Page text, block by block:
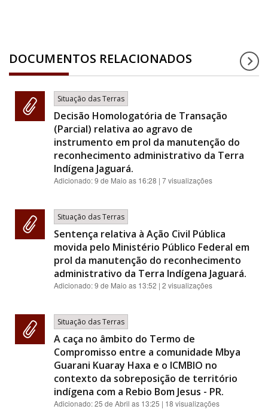
DOCUMENTOS RELACIONADOS
Situação das Terras
Decisão Homologatória de Transação
(Parcial) relativa ao agravo de
instrumento em prol da manutenção do
reconhecimento administrativo da Terra
Indígena Jaguará.
Adicionado:9 de Maio as 16:28 | 7 visualizações
Situação das Terras
Sentença relativa à Ação Civil Pública
movida pelo Ministério Público Federal em
prol da manutenção do reconhecimento
administrativo da Terra Indígena Jaguará.
Adicionado:9 de Maio as 13:52 | 2 visualizações
Situação das Terras
A caça no âmbito do Termo de
Compromisso entre a comunidade Mbya
Guarani Kuaray Haxa e o ICMBIO no
contexto da sobreposição de território
indígena com a Rebio Bom Jesus - PR.
Adicionado:25 de Abril as 13:25 | 18 visualizações